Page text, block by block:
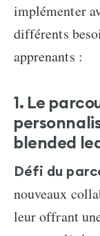
implémenter
différents
apprenants :
1. Le
blended
Défi du
nouveaux
leur offrant